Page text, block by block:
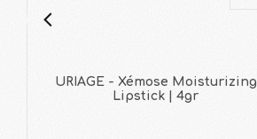
URIAGE - Xémose Moisturizing
Lipstick | 4gr